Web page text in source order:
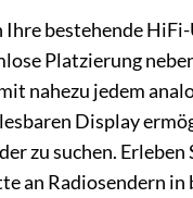
bestehende
Platzierung
nahezu jedem
Display
zu suchen.
an Radiosendern